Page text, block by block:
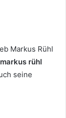
Markus Rühl
markus rühl
seine